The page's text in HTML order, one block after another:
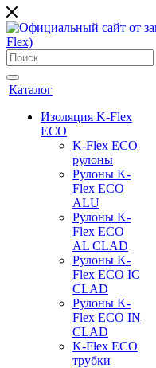
Каталог
Изоляция K-Flex
ECO
K-Flex ECO
рулоны
Рулоны K-
Flex ECO
ALU
Рулоны K-
Flex ECO
AL CLAD
Рулоны K-
Flex ECO IC
CLAD
Рулоны K-
Flex ECO IN
CLAD
K-Flex ECO
трубки